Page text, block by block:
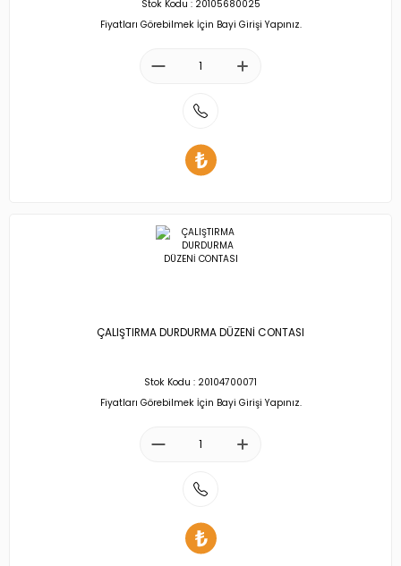
Stok Kodu : 20105680025
Fiyatları Görebilmek İçin Bayi Girişi Yapınız.
ÇALIŞTIRMA DURDURMA DÜZENİ CONTASI
Stok Kodu : 20104700071
Fiyatları Görebilmek İçin Bayi Girişi Yapınız.